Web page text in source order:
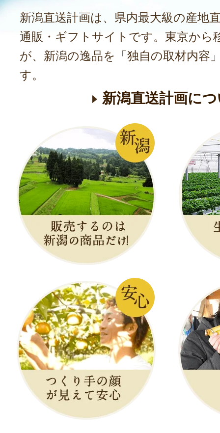
新潟直送計画は、県内最大級の産地
通販・ギフトサイトです。東京から
が、新潟の逸品を「独自の取材内容
す。
新潟直送計画に